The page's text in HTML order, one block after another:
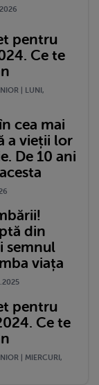
pentru
Ce te
| LUNI,
cea mai
a vieții lor
De 10 ani
din
semnul
viața
pentru
Ce te
| MIERCURI,